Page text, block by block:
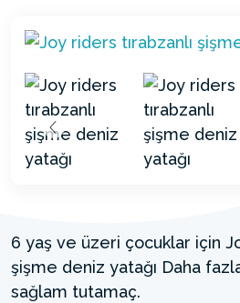
6 yaş ve üzeri çocuklar için
şişme deniz yatağı Daha
sağlam tutamaç.